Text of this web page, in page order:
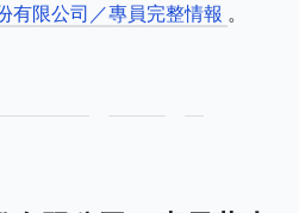
有限公司／專員完整情報 。